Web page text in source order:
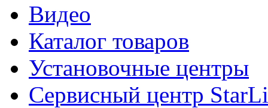
Видео
Каталог товаров
Установочные центры
Сервисный центр